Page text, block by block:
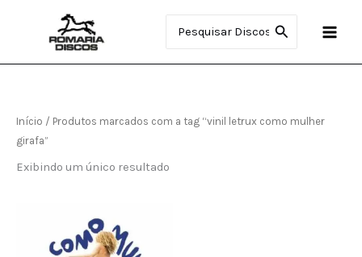
conteúdo
Início / Produtos marcados com a tag “vinil letrux como mulher
girafa”
Exibindo um único resultado